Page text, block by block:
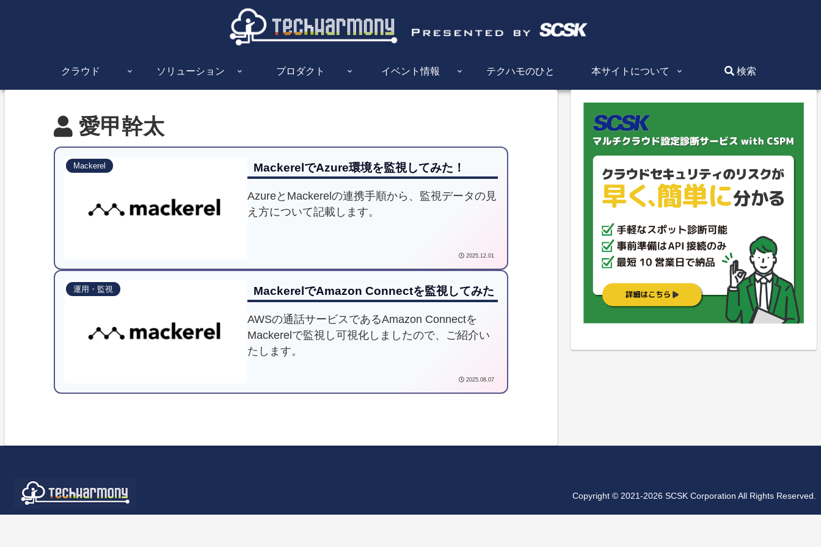
クラウド ソリューション プロダクト イベント情報 テクハモのひと 本サイトについて 検索
愛甲幹太
Mackerel MackerelでAzure環境を監視してみた！
AzureとMackerelの連携手順から、監視データの見
え方について記載します。
2025.12.01
運用・監視 MackerelでAmazon Connectを監視してみた
AWSの通話サービスであるAmazon Connectを
Mackerelで監視し可視化しましたので、ご紹介い
たします。
2025.08.07
Copyright © 2021-2026 SCSK Corporation All Rights Reserved.